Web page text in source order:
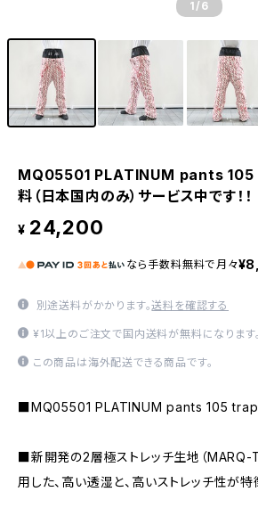
1 /6
MQ05501 PLATINUM pants 105
料（日本国内のみ）サービス中です！！
¥ 24,200
なら 手数料無料で 月々
別途送料がかかります。送料を確認する
¥1以上のご注文で国内送料が無料になります。
この商品は海外配送できる商品です。
■MQ05501 PLATINUM pants 105
■新開発の2層極ストレッチ生地（MARQ-
用した、高い透湿と、高いストレッチ性が特